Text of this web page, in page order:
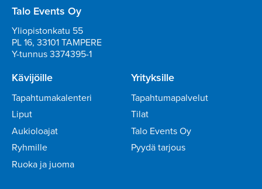
Talo Events Oy
Yliopistonkatu 55
PL 16, 33101 TAMPERE
Y-tunnus 3374395-1
Kävijöille
Tapahtumakalenteri
Liput
Aukioloajat
Ryhmille
Ruoka ja juoma
Yrityksille
Tapahtumapalvelut
Tilat
Talo Events Oy
Pyydä tarjous